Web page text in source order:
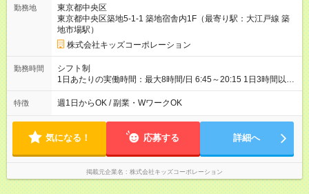
勤務地
東京都中央区
東京都中央区築地5-1-1 築地宿舎内1F（最寄り駅：大江戸線 築
地市場駅）
株式会社キッズコーポレーション
勤務時間
シフト制
1日あたりの実働時間：最大8時間/日 6:45～20:15 1日3時間以
上、週1日以上 週20時間以上のシフト勤務または週20時間未満
の扶養内勤務どちらも可能 ＊早番6:45、遅番20:15までどちらか
を超える場合は60分）
特徴 週1日からOK / 副業・WワークOK
気になる！ 応募する 詳細へ
掲載元企業名 株式会社キッズコーポレーション